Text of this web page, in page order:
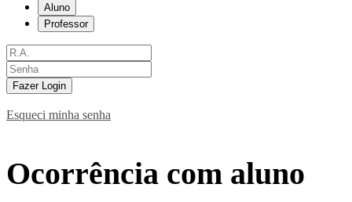
Aluno
Professor
Fazer Login
Esqueci minha senha
Ocorrência com aluno